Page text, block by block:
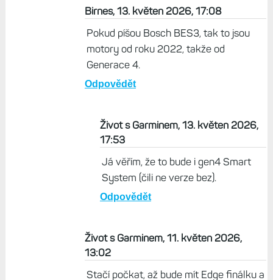
Birnes, 13. květen 2026, 17:08
Pokud píšou Bosch BES3, tak to jsou
motory od roku 2022, takže od
Generace 4.
Odpovědět
Život s Garminem, 13. květen 2026,
17:53
Já věřím, že to bude i gen4 Smart
System (čili ne verze bez).
Odpovědět
Život s Garminem, 11. květen 2026,
13:02
Stačí počkat, až bude mít Edge finálku a